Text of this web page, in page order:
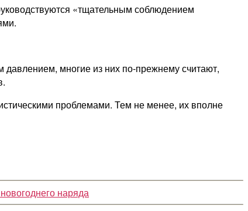
«тщательным соблюдением
многие из них по-прежнему считают,
проблемами. Тем не менее, их вполне
наряда